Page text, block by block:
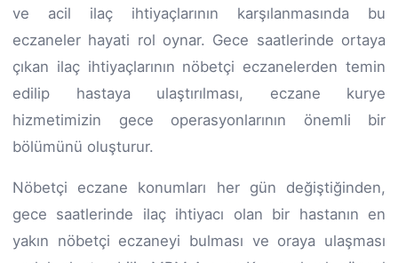
ve acil ilaç ihtiyaçlarının karşılanmasında bu
eczaneler hayati rol oynar. Gece saatlerinde ortaya
çıkan ilaç ihtiyaçlarının nöbetçi eczanelerden temin
edilip hastaya ulaştırılması, eczane kurye
hizmetimizin gece operasyonlarının önemli bir
bölümünü oluşturur.
Nöbetçi eczane konumları her gün değiştiğinden,
gece saatlerinde ilaç ihtiyacı olan bir hastanın en
yakın nöbetçi eczaneyi bulması ve oraya ulaşması